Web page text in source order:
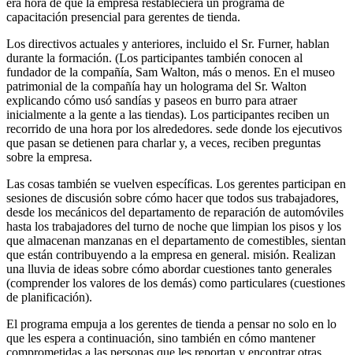
capacitación presencial para gerentes de tienda.
Los directivos actuales y anteriores, incluido el Sr. Furner, hablan
durante la formación. (Los participantes también conocen al
fundador de la compañía, Sam Walton, más o menos. En el museo
patrimonial de la compañía hay un holograma del Sr. Walton
explicando cómo usó sandías y paseos en burro para atraer
inicialmente a la gente a las tiendas). Los participantes reciben un
recorrido de una hora por los alrededores. sede donde los ejecutivos
que pasan se detienen para charlar y, a veces, reciben preguntas
sobre la empresa.
Las cosas también se vuelven específicas. Los gerentes participan en
sesiones de discusión sobre cómo hacer que todos sus trabajadores,
desde los mecánicos del departamento de reparación de automóviles
hasta los trabajadores del turno de noche que limpian los pisos y los
que almacenan manzanas en el departamento de comestibles, sientan
que están contribuyendo a la empresa en general. misión. Realizan
una lluvia de ideas sobre cómo abordar cuestiones tanto generales
(comprender los valores de los demás) como particulares (cuestiones
de planificación).
El programa empuja a los gerentes de tienda a pensar no solo en lo
que les espera a continuación, sino también en cómo mantener
comprometidas a las personas que les reportan y encontrar otras